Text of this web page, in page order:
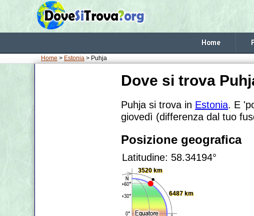
Home
Home > Estonia > Puhja
Dove si trova
Puhja si trova in Estonia. E
giovedì (differenza dal tuo
Posizione geografica
Latitudine: 58.34194°
3520 km
6487 km